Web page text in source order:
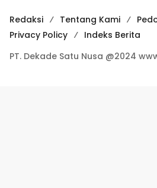
Redaksi Tentang Kami
Privacy Policy
Indeks Berita
PT. Dekade Satu Nusa @2024